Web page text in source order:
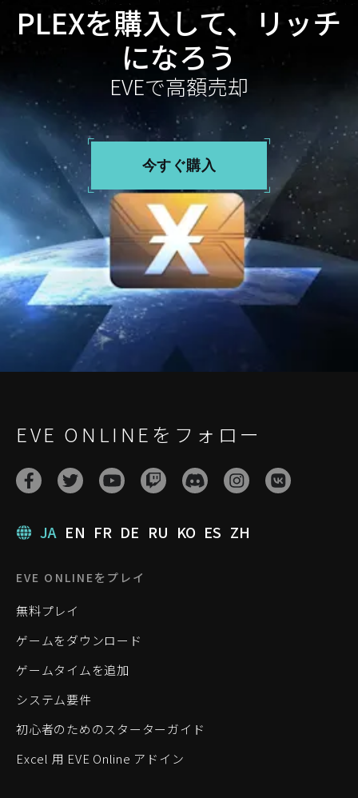
PLEXを購入して、リッチ
になろう
EVEで高額売却
今すぐ購入
EVE ONLINEをフォロー
JA EN FR DE RU KO ES ZH
EVE ONLINEをプレイ
無料プレイ
ゲームをダウンロード
ゲームタイムを追加
システム要件
初心者のためのスターターガイド
Excel 用 EVE Online アドイン